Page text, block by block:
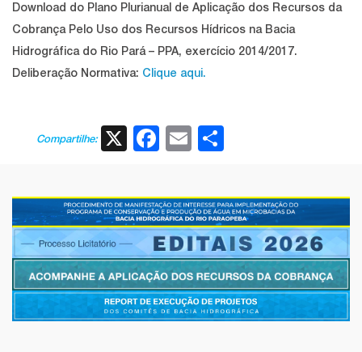
Download do Plano Plurianual de Aplicação dos Recursos da
Cobrança Pelo Uso dos Recursos Hídricos na Bacia
Hidrográfica do Rio Pará – PPA, exercício 2014/2017.
Deliberação Normativa: Clique aqui.
Compartilhe: X Facebook
Email